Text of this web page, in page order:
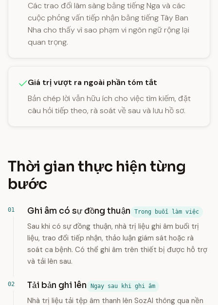
Các trao đổi lâm sàng bằng tiếng Nga và các
cuộc phỏng vấn tiếp nhận bằng tiếng Tây Ban
Nha cho thấy vì sao phạm vi ngôn ngữ rộng lại
quan trọng.
Giá trị vượt ra ngoài phần tóm tắt
Bản chép lời vẫn hữu ích cho việc tìm kiếm, đặt
câu hỏi tiếp theo, rà soát về sau và lưu hồ sơ.
Thời gian thực hiện từng
bước
Ghi âm có sự đồng thuận Trong buổi làm việc
Sau khi có sự đồng thuận, nhà trị liệu ghi âm buổi trị
liệu, trao đổi tiếp nhận, thảo luận giám sát hoặc rà
soát ca bệnh. Có thể ghi âm trên thiết bị được hỗ trợ
và tải lên sau.
Tải bản ghi lên Ngay sau khi ghi âm
Nhà trị liệu tải tệp âm thanh lên SozAI thông qua nền